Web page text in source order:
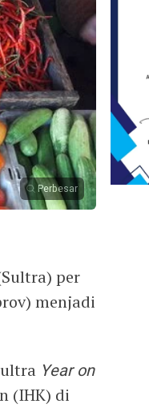
Perbesar
per
menjadi
Year on
(IHK) di